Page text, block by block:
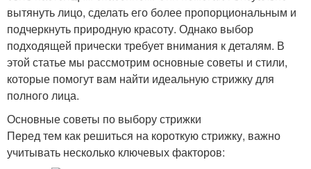
вытянуть лицо, сделать его более пропорциональным и
подчеркнуть природную красоту. Однако выбор
подходящей прически требует внимания к деталям. В
этой статье мы рассмотрим основные советы и стили,
которые помогут вам найти идеальную стрижку для
полного лица.
Основные советы по выбору стрижки
Перед тем как решиться на короткую стрижку, важно
учитывать несколько ключевых факторов: